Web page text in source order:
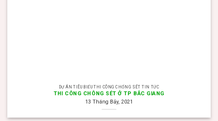
DỰ ÁN TIÊU BIỂU THI CÔNG CHỐNG SÉT TIN TỨC
THI CÔNG CHÔNG SÉT Ở TP BẮC GIANG
13 Tháng Bảy, 2021